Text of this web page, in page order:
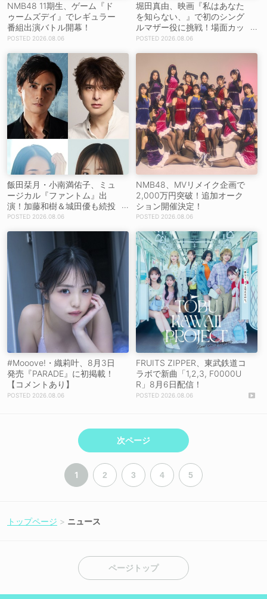
NMB48 11期生、ゲーム『ド
ゥームズデイ』でレギュラー
番組出演バトル開幕！
2026.08.06
堀田真由、映画『私はあなた
を知らない、』で初のシング
ルマザー役に挑戦！場面カッ
トを解禁！【コメントあり】
2026.08.06
飯田栞月・小南満佑子、ミュ
ージカル『ファントム』出
演！加藤和樹＆城田優も続投
【コメントあり】
2026.08.06
NMB48、MVリメイク企画で
2,000万円突破！追加オーク
ション開催決定！
2026.08.06
#Mooove!・織莉叶、8月3日
発売『PARADE』に初掲載！
【コメントあり】
2026.08.06
FRUITS ZIPPER、東武鉄道コ
ラボで新曲「1,2,3, F0000U
R」8月6日配信！
2026.08.06
次ページ
1 2 3 4 5
トップページ ニュース
ページトップ